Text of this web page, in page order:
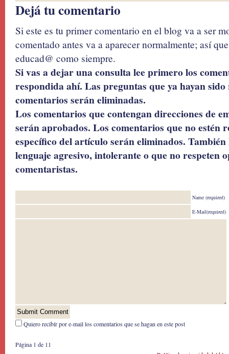
Dejá tu comentario
Si este es tu primer comentario en el blog va a ser
comentado antes va a aparecer normalmente; así
educad@ como siempre.
Si vas a dejar una consulta lee primero los
respondida ahí. Las preguntas que ya hayan
comentarios serán eliminadas.
Los comentarios que contengan direcciones de
serán aprobados. Los comentarios que no estén
específico del artículo serán eliminados.
lenguaje agresivo, intolerante o que no respeten
comentaristas.
Name (required)
E-Mail(required)
Quiero recibír por e-mail los comentarios que se hagan en este post
Página 1 de 1 1